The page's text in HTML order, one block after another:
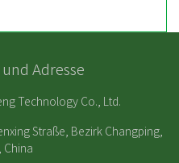
Adresse
Technology Co., Ltd.
Straße, Bezirk Changping,
China